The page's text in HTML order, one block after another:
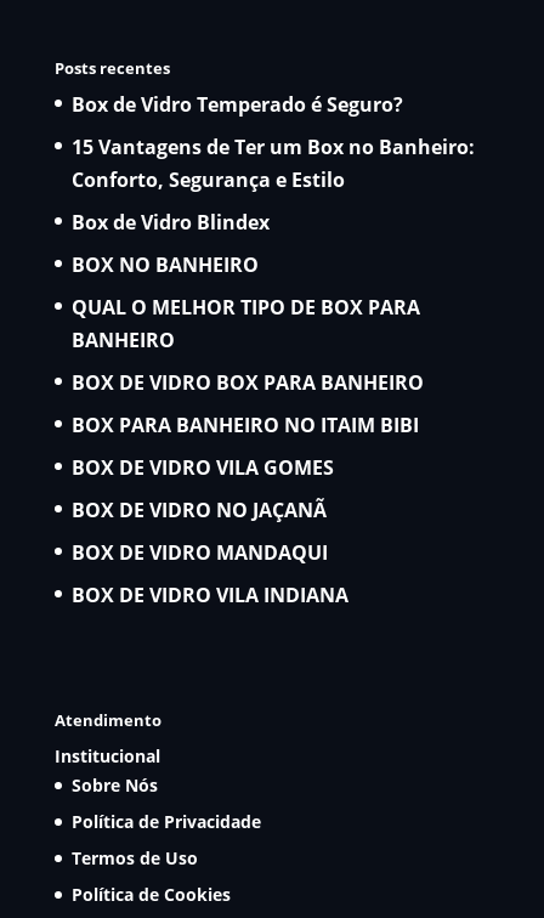
Posts recentes
Box de Vidro Temperado é Seguro?
15 Vantagens de Ter um Box no Banheiro:
Conforto, Segurança e Estilo
Box de Vidro Blindex
BOX NO BANHEIRO
QUAL O MELHOR TIPO DE BOX PARA
BANHEIRO
BOX DE VIDRO BOX PARA BANHEIRO
BOX PARA BANHEIRO NO ITAIM BIBI
BOX DE VIDRO VILA GOMES
BOX DE VIDRO NO JAÇANÃ
BOX DE VIDRO MANDAQUI
BOX DE VIDRO VILA INDIANA
Atendimento
Institucional
Sobre Nós
Política de Privacidade
Termos de Uso
Política de Cookies